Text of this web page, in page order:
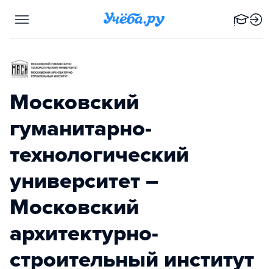
Московский
гуманитарно-
технологический
университет –
Московский
архитектурно-
строительный институт